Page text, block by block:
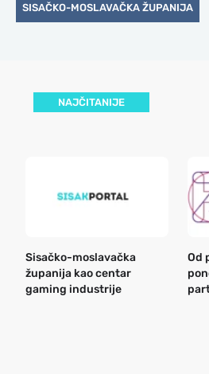
SISAČKO-MOSLAVAČKA ŽUPANIJA
NAJČITANIJE
Sisačko-moslavačka
županija kao centar
gaming industrije
Od